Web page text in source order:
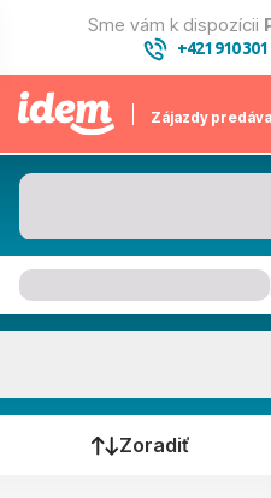
Sme vám k dispozícii
+421 910 301
Zájazdy
Kedy cestujete?
Zoradiť